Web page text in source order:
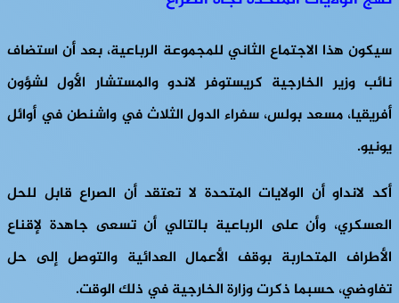
سيكون هذا الاجتماع الثاني للمجموعة الرباعية، بعد أن استضاف
نائب وزير الخارجية كريستوفر لاندو والمستشار الأول لشؤون
أفريقيا، مسعد بولس، سفراء الدول الثلاث في واشنطن في أوائل
يونيو.
أكد لانداو أن الولايات المتحدة لا تعتقد أن الصراع قابل للحل
العسكري، وأن على الرباعية بالتالي أن تسعى جاهدة لإقناع
الأطراف المتحاربة بوقف الأعمال العدائية والتوصل إلى حل
تفاوضي، حسبما ذكرت وزارة الخارجية في ذلك الوقت.